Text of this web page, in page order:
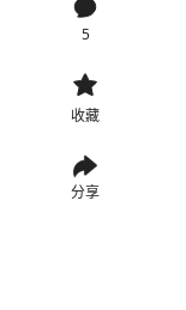
5
收藏
分享